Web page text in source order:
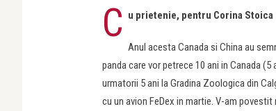
C u prietenie, pentru Corina Stoica
Anul acesta Canada si China au
panda care vor petrece 10 ani in Canada
urmatorii 5 ani la Gradina Zoologica din
cu un avion FeDex in martie. V-am